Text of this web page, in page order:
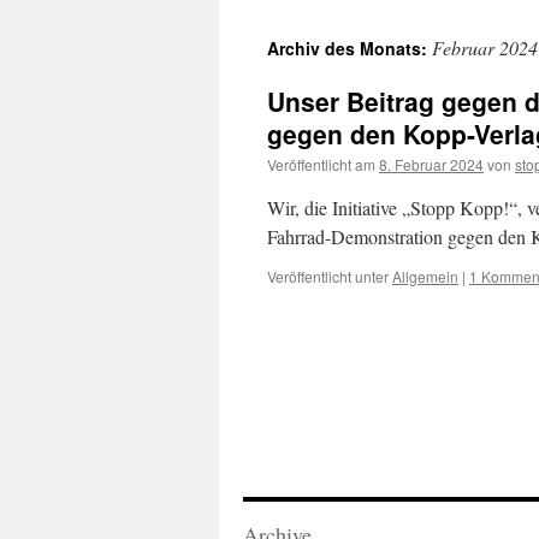
Archiv des Monats: Februar 2024
Unser Beitrag gegen
gegen den Kopp-
Veröffentlicht am 8. Februar 2024von
Wir, die Initiative „Stopp Kopp!“,
Fahrrad-Demonstration gegen den
Veröffentlicht unterAllgemein | 1